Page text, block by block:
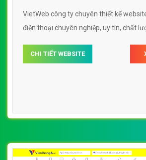
VietWeb công ty chuyên thiết kế
điện thoại chuyên nghiệp, uy tín, chất
CHI TIẾT WEBSITE